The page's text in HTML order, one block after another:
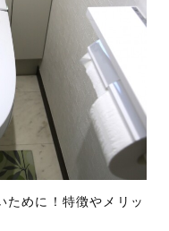
ために！特徴やメリッ